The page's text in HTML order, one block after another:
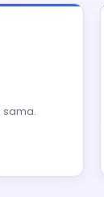
sama.